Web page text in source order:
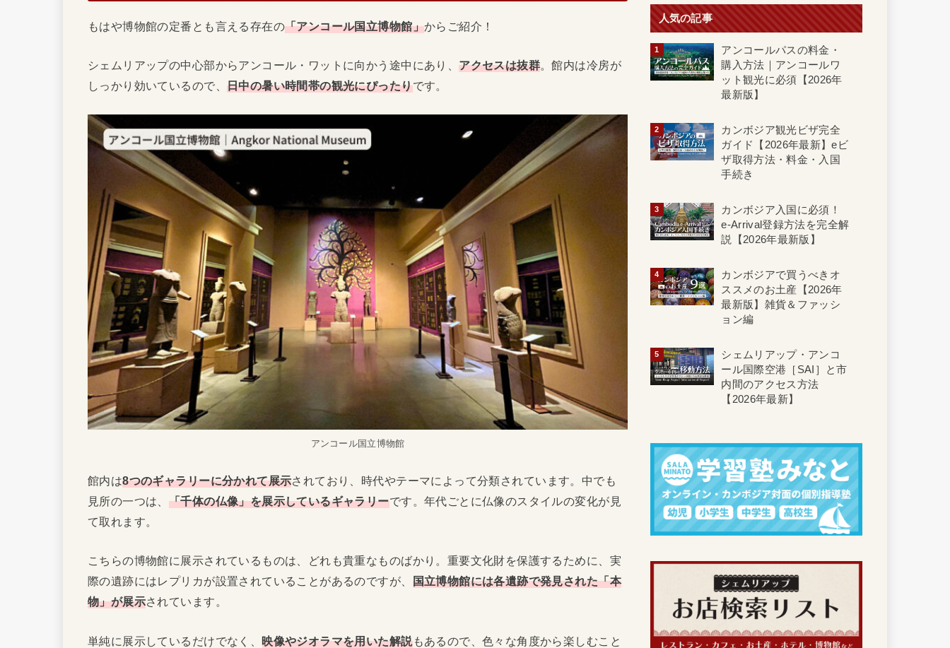
もはや博物館の定番とも言える存在の「アンコール国立博物館」からご紹介！
シェムリアップの中心部からアンコール・ワットに向かう途中にあり、アクセスは抜群。館内は冷房が
しっかり効いているので、 日中の暑い時間帯の観光にぴったりです。
アンコール国立博物館
館内は8つのギャラリーに分かれて展示されており、時代やテーマによって分類されています。中でも
見所の一つは、 「千体の仏像」を展示しているギャラリーです。年代ごとに仏像のスタイルの変化が見
て取れます。
こちらの博物館に展示されているものは、どれも貴重なものばかり。重要文化財を保護するために、実
際の遺跡にはレプリカが設置されていることがあるのですが、 国立博物館には各遺跡で発見された「本
物」が展示されています。
単純に展示しているだけでなく、 映像やジオラマを用いた解説もあるので、色々な角度から楽しむこと
人気の記事
アンコールパスの料金・
購入方法｜アンコールワ
ット観光に必須【2026年
最新版】
カンボジア観光ビザ完全
ガイド【2026年最新】eビ
ザ取得方法・料金・入国
手続き
カンボジア入国に必須！
e-Arrival登録方法を完全解
説【2026年最新版】
カンボジアで買うべきオ
ススメのお土産【2026年
最新版】雑貨＆ファッシ
ョン編
シェムリアップ・アンコ
ール国際空港［SAI］と市
内間のアクセス方法
【2026年最新】